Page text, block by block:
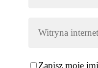
Zapisz moje